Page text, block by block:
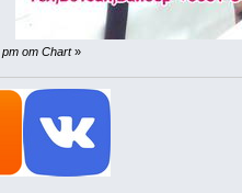
pm от Chart»